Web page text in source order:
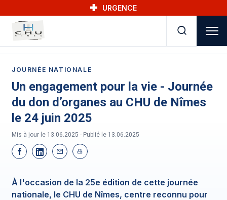
URGENCE
JOURNÉE NATIONALE
Un engagement pour la vie - Journée
du don d’organes au CHU de Nîmes
le 24 juin 2025
Mis à jour le 13.06.2025 - Publié le 13.06.2025
À l'occasion de la 25e édition de cette journée
nationale, le CHU de Nîmes, centre reconnu pour